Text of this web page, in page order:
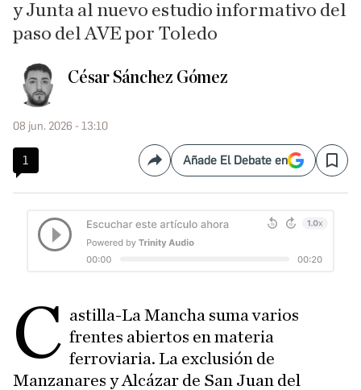
y Junta al nuevo estudio informativo del
paso del AVE por Toledo
César Sánchez Gómez
08 jun. 2026 - 13:10
1 CompartirAñade El Debate en Save
C astilla-La Mancha suma varios
frentes abiertos en materia
ferroviaria. La exclusión de
Manzanares y Alcázar de San Juan del